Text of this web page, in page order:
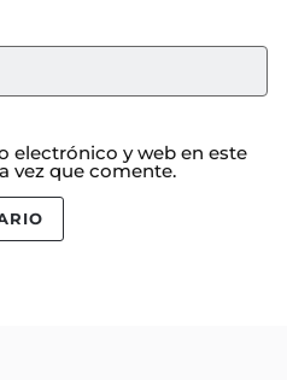
electrónico y web en este
vez que comente.